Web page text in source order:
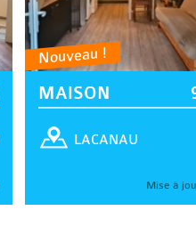
Nouveau !
MAISON
LACANAU
Mise à